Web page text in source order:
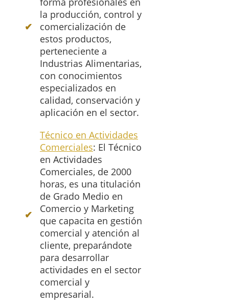
la producción, control y
comercialización de
estos productos,
perteneciente a
Industrias Alimentarias,
con conocimientos
especializados en
calidad, conservación y
aplicación en el sector.
Técnico en Actividades
Comerciales: El Técnico
en Actividades
Comerciales, de 2000
horas, es una titulación
de Grado Medio en
Comercio y Marketing
que capacita en gestión
comercial y atención al
cliente, preparándote
para desarrollar
actividades en el sector
comercial y
empresarial.